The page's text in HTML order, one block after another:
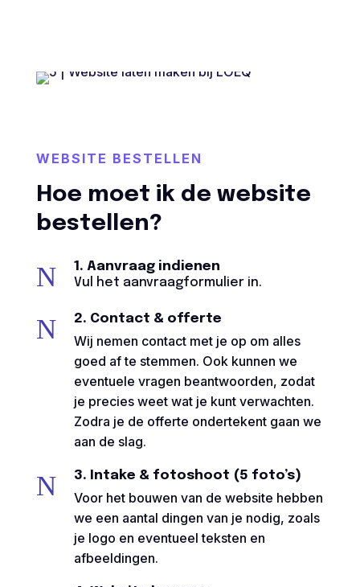
WEBSITE BESTELLEN
Hoe moet ik de website
bestellen?
N
1. Aanvraag indienen
Vul het aanvraagformulier in.
N 2. Contact & offerte
Wij nemen contact met je op om alles
goed af te stemmen. Ook kunnen we
eventuele vragen beantwoorden, zodat
je precies weet wat je kunt verwachten.
Zodra je de offerte ondertekent gaan we
aan de slag.
N 3. Intake & fotoshoot (5 foto’s)
Voor het bouwen van de website hebben
we een aantal dingen van je nodig, zoals
je logo en eventueel teksten en
afbeeldingen.